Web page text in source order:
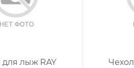
Чехол для лыж RAY